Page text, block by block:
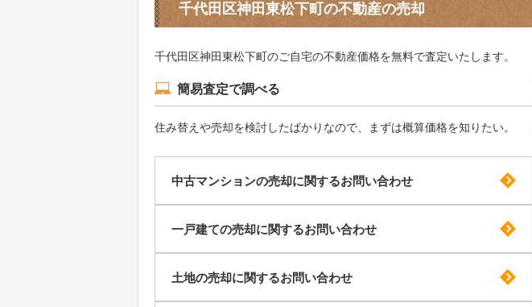
千代田区神田東松下町の不動産の売却
千代田区神田東松下町のご自宅の不動産価格を無料で査定いたします。
簡易査定で調べる
住み替えや売却を検討したばかりなので、まずは概算価格を知りたい。
中古マンションの売却に関するお問い合わせ
一戸建ての売却に関するお問い合わせ
土地の売却に関するお問い合わせ